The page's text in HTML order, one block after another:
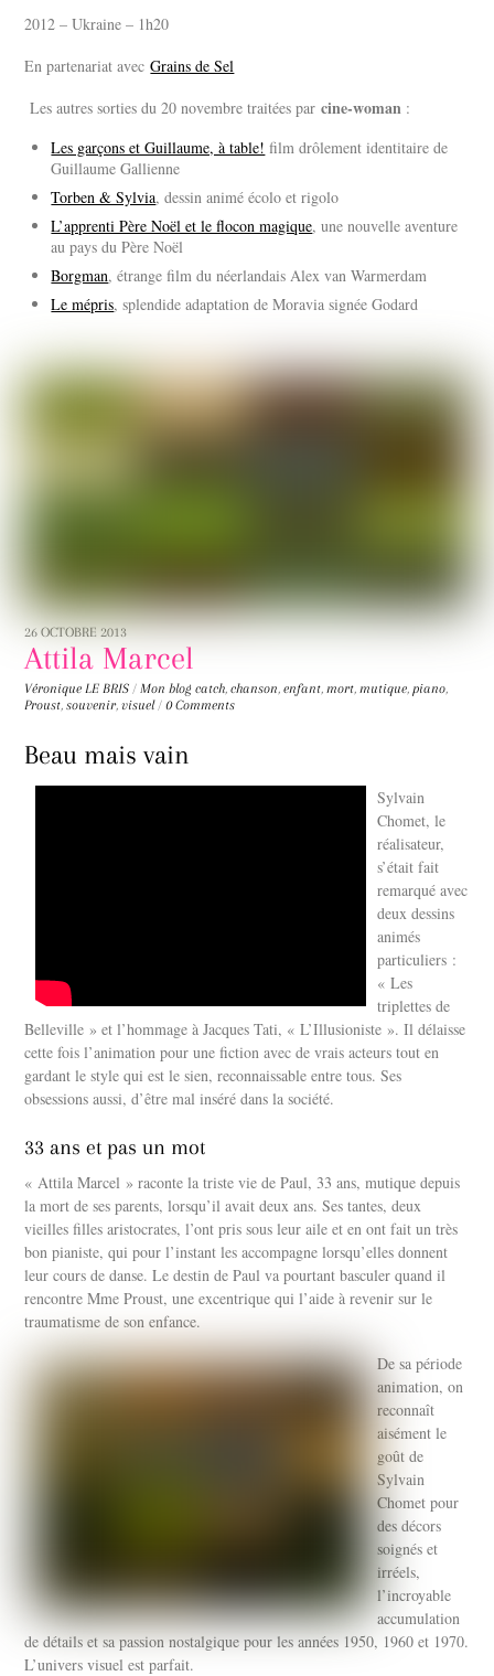
2012 – Ukraine – 1h20
En partenariat avecGrains de Sel
Les autres sorties du 20 novembre traitées parcine-woman :
Les garçons et Guillaume, à table! film drôlement identitaire de
Guillaume Gallienne
Torben & Sylvia, dessin animé écolo et rigolo
L’apprenti Père Noël et le flocon magique, une nouvelle aventure
au pays du Père Noël
Borgman, étrange film du néerlandais Alex van Warmerdam
Le mépris, splendide adaptation de Moravia signée Godard
26 OCTOBRE 2013
Attila Marcel
Véronique LE BRIS / Mon blog catch,chanson,enfant,mort,mutique,piano,
Proust,souvenir,visuel / 0 Comments
Beau mais vain
Sylvain
Chomet, le
réalisateur,
s’était fait
remarqué avec
deux dessins
animés
particuliers :
« Les
triplettes de
Belleville » et l’hommage à Jacques Tati, « L’Illusioniste ». Il délaisse
cette fois l’animation pour une fiction avec de vrais acteurs tout en
gardant le style qui est le sien, reconnaissable entre tous. Ses
obsessions aussi, d’être mal inséré dans la société.
33 ans et pas un mot
« Attila Marcel » raconte la triste vie de Paul, 33 ans, mutique depuis
la mort de ses parents, lorsqu’il avait deux ans. Ses tantes, deux
vieilles filles aristocrates, l’ont pris sous leur aile et en ont fait un très
bon pianiste, qui pour l’instant les accompagne lorsqu’elles donnent
leur cours de danse. Le destin de Paul va pourtant basculer quand il
rencontre Mme Proust, une excentrique qui l’aide à revenir sur le
traumatisme de son enfance.
De sa période
animation, on
reconnaît
aisément le
goût de
Sylvain
Chomet pour
des décors
soignés et
irréels,
l’incroyable
accumulation
de détails et sa passion nostalgique pour les années 1950, 1960 et 1970.
L’univers visuel est parfait.